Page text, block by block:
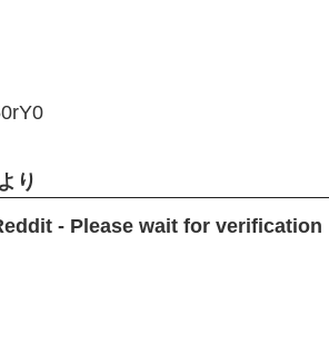
り
- Please wait for verification